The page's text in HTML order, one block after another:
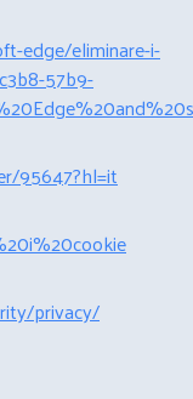
edge/eliminare-i-
57b9-
95647?hl=it
privacy/